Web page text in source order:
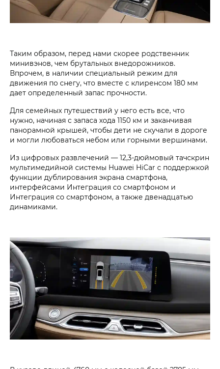
Таким образом, перед нами скорее родственник
минивэнов, чем брутальны­х внедорожников.
Впрочем, в наличии специаль­ный режим для
движения по снегу, что вместе с клиренсом 180 мм
дает определенный запас прочности.
Для семейных путешествий у него есть все, что
нужно, начиная с запаса хода 1150 км и заканчивая
панорамной крышей, чтобы дети не скучали в дороге
и могли любоваться небом или горными вершинами.
Из цифровых развлечений — 12,3-дюймовый тачскрин
мультимедийной системы Huawei HiCar с поддержкой
функции дублирования экрана смартфона,
интерфейсами Интеграция со смартфоном и
Интеграция со смартфоном, а также двенадцатью
динамиками.